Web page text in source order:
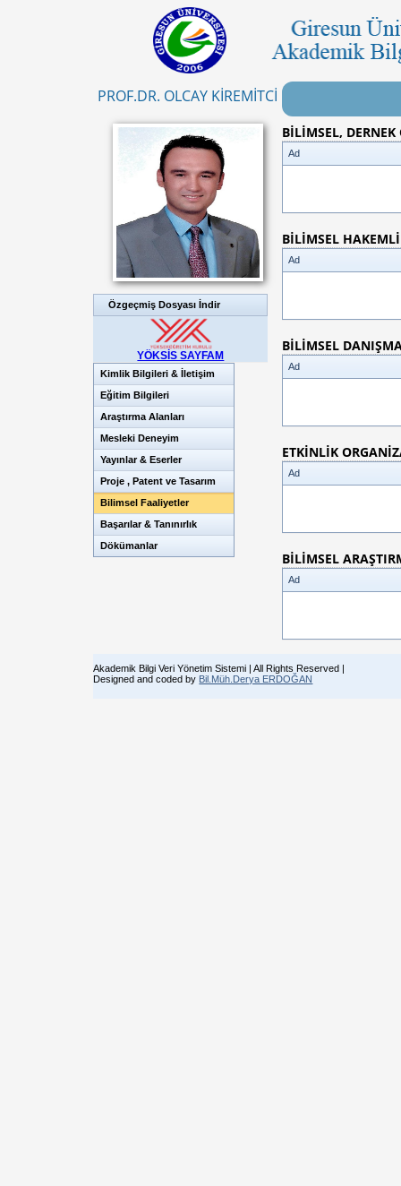
PROF.DR. OLCAY KİREMİTCİ
Özgeçmiş Dosyası İndir
YÖKSİS SAYFAM
Kimlik Bilgileri & İletişim
Eğitim Bilgileri
Araştırma Alanları
Mesleki Deneyim
Yayınlar & Eserler
Proje , Patent ve Tasarım
Bilimsel Faaliyetler
Başarılar & Tanınırlık
Dökümanlar
BİLİMSEL,
Ad
BİLİMSEL
Ad
BİLİMSEL
Ad
ETKİNLİK
Ad
BİLİMSEL
Ad
Akademik Bilgi Veri Yönetim Sistemi | All Rights Reserved |
Designed and coded by Bil.Müh.Derya ERDOĞAN